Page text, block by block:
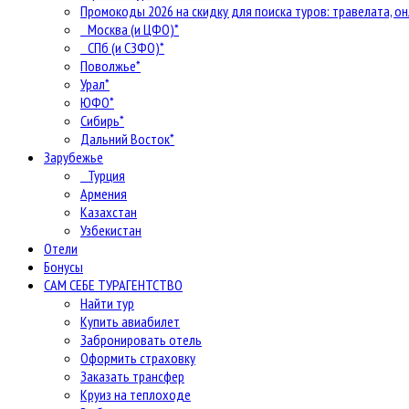
Промокоды 2026 на скидку для поиска туров: травелата,
Москва (и ЦФО)*
СПб (и СЗФО)*
Поволжье*
Урал*
ЮФО*
Сибирь*
Дальний Восток*
Зарубежье
Турция
Армения
Казахстан
Узбекистан
Отели
Бонусы
САМ СЕБЕ ТУРАГЕНТСТВО
Найти тур
Купить авиабилет
Забронировать отель
Оформить страховку
Заказать трансфер
Круиз на теплоходе